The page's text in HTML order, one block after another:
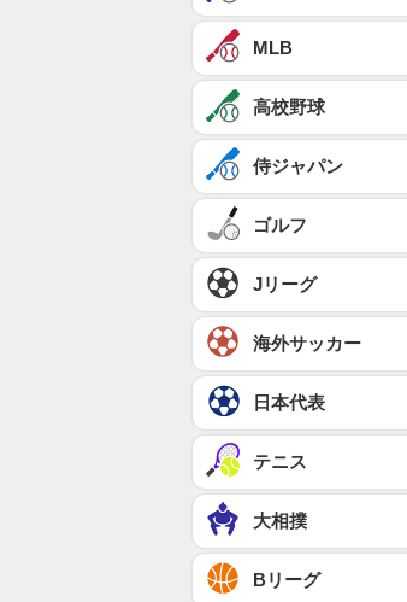
MLB
高校野球
侍ジャパン
ゴルフ
Jリーグ
海外サッカー
日本代表
テニス
大相撲
Bリーグ